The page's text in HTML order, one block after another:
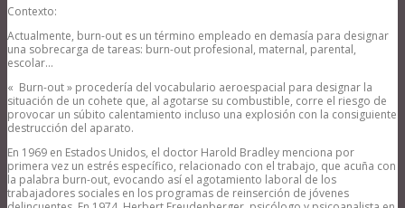
Contexto:
Actualmente, burn-out es un término empleado en demasía para designar
una sobrecarga de tareas: burn-out profesional, maternal, parental,
escolar…
« Burn-out » procedería del vocabulario aeroespacial para designar la
situación de un cohete que, al agotarse su combustible, corre el riesgo de
provocar un súbito calentamiento incluso una explosión con la consiguiente
destrucción del aparato.
En 1969 en Estados Unidos, el doctor Harold Bradley menciona por
primera vez un estrés específico, relacionado con el trabajo, que acuña con
la palabra burn-out, evocando así el agotamiento laboral de los
trabajadores sociales en los programas de reinserción de jóvenes